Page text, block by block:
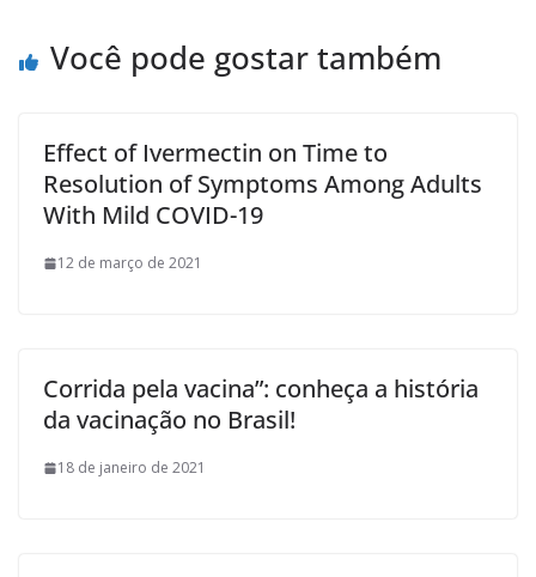
Você pode gostar também
Effect of Ivermectin on Time to
Resolution of Symptoms Among Adults
With Mild COVID-19
12 de março de 2021
Corrida pela vacina”: conheça a história
da vacinação no Brasil!
18 de janeiro de 2021